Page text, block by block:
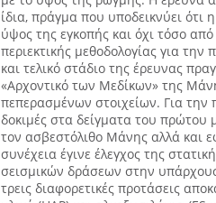
ίδια, πράγμα που υποδεικνύει
ύψος της εγκοπής και όχι τόσο
περιεκτικής μεθοδολογίας για
και τελικό στάδιο της έρευνας
«Αρχοντικό των Μεδίκων» της
πεπερασμένων στοιχείων. Για την
δοκιμές στα δείγματα του πρώτου
τον ασβεστόλιθο Μάνης αλλά και
συνέχεια έγινε έλεγχος της
σεισμικών δράσεων στην
τρεις διαφορετικές προτάσεις